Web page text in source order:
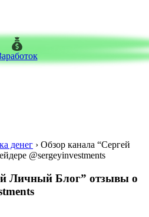
денег › Обзор канала “Сергей
@sergeyinvestments
Личный Блог” отзывы о